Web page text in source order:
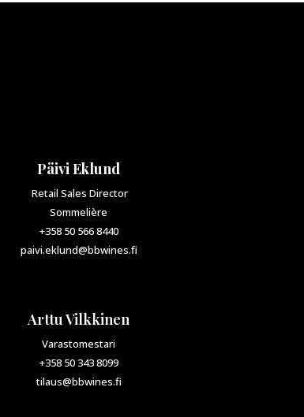
Päivi Eklund
Retail Sales Director
Sommelière
+358 50 566 8440
paivi.eklund@bbwines.fi
Arttu Vilkkinen
Varastomestari
+358 50 343 8099
tilaus@bbwines.fi